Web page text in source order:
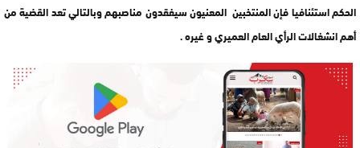
الحكم استئنافيا فإن المنتخبين المعنيون سيفقدون مناصبهم وبالتالي تعد القضية من
أهم انشغالات الرأي العام العميري و غيره .